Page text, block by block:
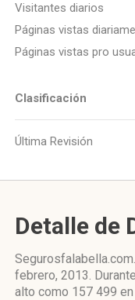
Visitantes diarios
Páginas vistas
Páginas vistas pro
Clasificación
Última Revisión
Detalle de
febrero, 2013.
alto como 157 499